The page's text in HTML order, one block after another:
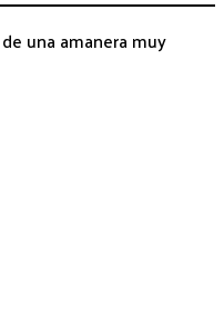
una amanera muy